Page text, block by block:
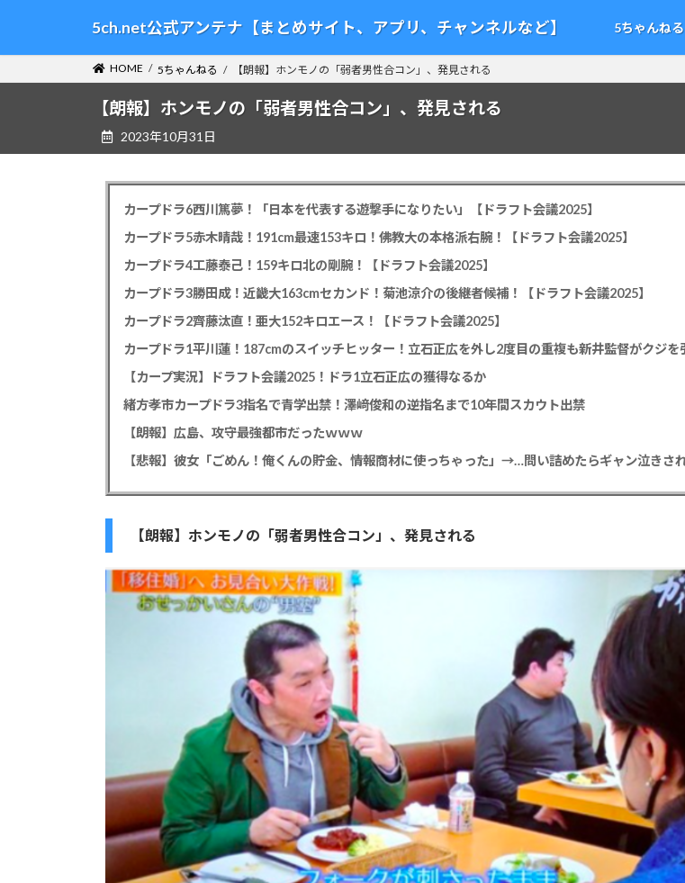
テ
ゲ
5ch.net公式アンテナ【まとめサイト、アプリ、チャンネルなど】 5ちゃんねる
HOME 5ちゃんねる 【朗報】ホンモノの「弱者男性合コン」、発見される
【朗報】ホンモノの「弱者男性合コン」、発見される
2023年10月31日
カープドラ6西川篤夢！「日本を代表する遊撃手になりたい」【ドラフト会議2025】
カープドラ5赤木晴哉！191cm最速153キロ！佛教大の本格派右腕！【ドラフト会議2025】
カープドラ4工藤泰己！159キロ北の剛腕！【ドラフト会議2025】
カープドラ3勝田成！近畿大163cmセカンド！菊池涼介の後継者候補！【ドラフト会議2025】
カープドラ2齊藤汰直！亜大152キロエース！【ドラフト会議2025】
【カープ実況】ドラフト会議2025！ドラ1立石正広の獲得なるか
緒方孝市カープドラ3指名で青学出禁！澤﨑俊和の逆指名まで10年間スカウト出禁
【朗報】広島、攻守最強都市だったｗｗｗ
【朗報】ホンモノの「弱者男性合コン」、発見される